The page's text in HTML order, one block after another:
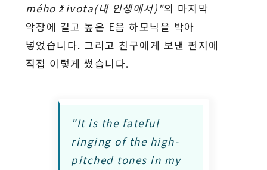
mého života(내 인생에서)"의 마지막
악장에 길고 높은 E음 하모닉을 박아
넣었습니다. 그리고 친구에게 보낸 편지에
직접 이렇게 썼습니다.
"It is the fateful
ringing of the high-
pitched tones in my